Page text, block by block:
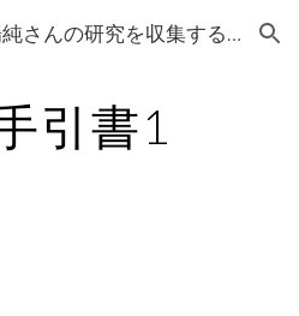
Skip to navigation
ゲーム研究家・草場純さんの研究を収集するサイト
引書1